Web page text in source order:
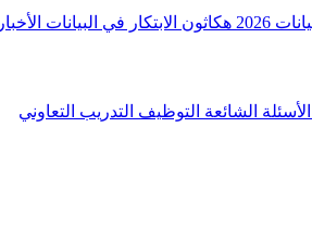
2026 هكاثون الابتكار في البيانات الأخبار
الأسئلة الشائعة التوظيف التدريب التعاوني